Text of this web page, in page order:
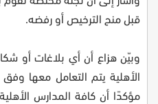
قبل منح الترخيص أو رفضه.
وبيّن هزاع أن أي بلاغات أو
الأهلية يتم التعامل معها وفق
مؤكدًا أن كافة المدارس